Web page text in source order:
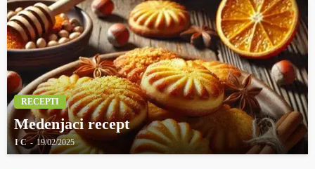
RECEPTI
Medenjaci recept
I C 19/02/2025